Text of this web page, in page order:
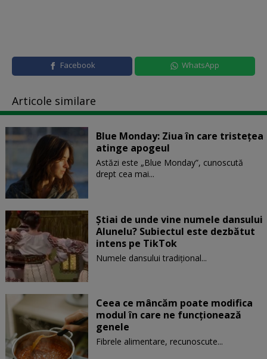
Facebook WhatsApp
Articole similare
Blue Monday: Ziua în care tristețea
atinge apogeul
Astăzi este „Blue Monday”, cunoscută
drept cea mai...
Știai de unde vine numele dansului
Alunelu? Subiectul este dezbătut
intens pe TikTok
Numele dansului tradițional...
Ceea ce mâncăm poate modifica
modul în care ne funcţionează
genele
Fibrele alimentare, recunoscute...